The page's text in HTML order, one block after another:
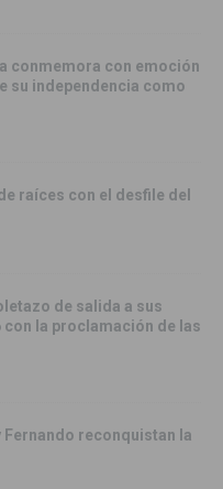
conmemora con emoción
su independencia como
raíces con el desfile del
de salida a sus
con la proclamación de las
Fernando reconquistan la